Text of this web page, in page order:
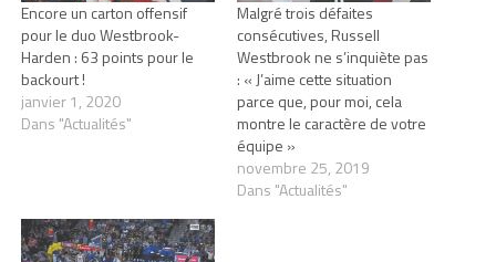
Encore un carton offensif
pour le duo Westbrook-
Harden : 63 points pour le
backourt !
janvier 1, 2020
Dans "Actualités"
Malgré trois défaites
consécutives, Russell
Westbrook ne s’inquiète pas
: « J’aime cette situation
parce que, pour moi, cela
montre le caractère de votre
équipe »
novembre 25, 2019
Dans "Actualités"